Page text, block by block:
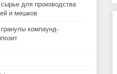
для производства
и мешков
компаунд-